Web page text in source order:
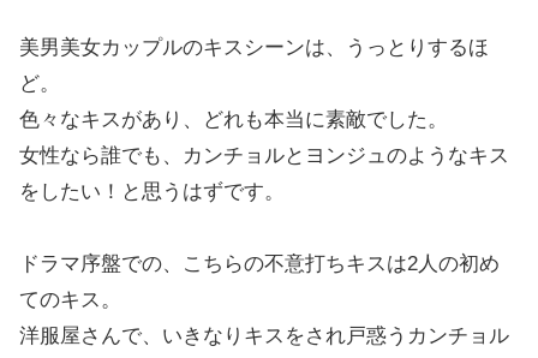
美男美女カップルのキスシーンは、うっとりするほ
ど。
色々なキスがあり、どれも本当に素敵でした。
女性なら誰でも、カンチョルとヨンジュのようなキス
をしたい！と思うはずです。
ドラマ序盤での、こちらの不意打ちキスは2人の初め
てのキス。
洋服屋さんで、いきなりキスをされ戸惑うカンチョル